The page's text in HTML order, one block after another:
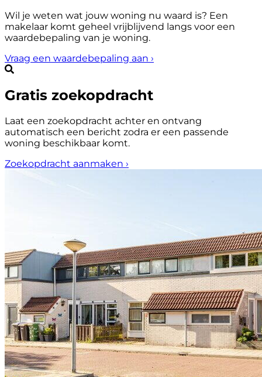
Wil je weten wat jouw woning nu waard is? Een
makelaar komt geheel vrijblijvend langs voor een
waardebepaling van je woning.
Vraag een waardebepaling aan ›
Gratis zoekopdracht
Laat een zoekopdracht achter en ontvang
automatisch een bericht zodra er een passende
woning beschikbaar komt.
Zoekopdracht aanmaken ›